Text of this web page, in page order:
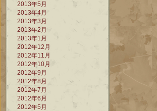
2013年5月
2013年4月
2013年3月
2013年2月
2013年1月
2012年12月
2012年11月
2012年10月
2012年9月
2012年8月
2012年7月
2012年6月
2012年5月